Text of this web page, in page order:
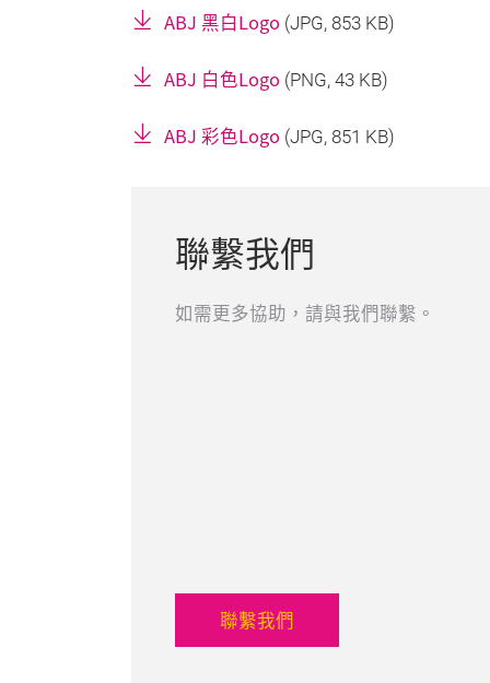
ABJ 黑白Logo (JPG, 853 KB)
ABJ 白色Logo (PNG, 43 KB)
ABJ 彩色Logo (JPG, 851 KB)
聯繫我們
如需更多協助，請與我們聯繫。
聯繫我們